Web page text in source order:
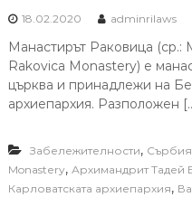
18.02.2020 adminrilaws
Манастирът Раковица (ср.:
Rakovica Monastery) е
църква и принадлежи на
архиепархия. Разположен
Забележителности, Сърбия
Monastery, Архимандрит Тадей
Карловатската архиепархия,